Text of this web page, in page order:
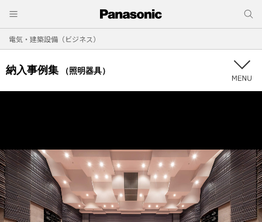
電気・建築設備（ビジネス）
納入事例集 （照明器具）